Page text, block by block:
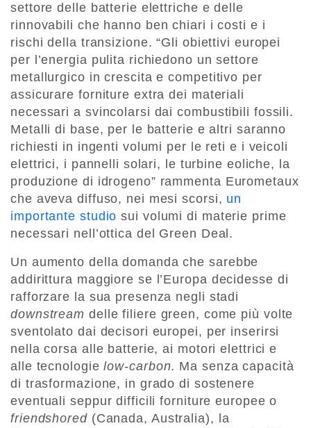
settore delle batterie elettriche e delle
rinnovabili che hanno ben chiari i costi e i
rischi della transizione. “Gli obiettivi europei
per l’energia pulita richiedono un settore
metallurgico in crescita e competitivo per
assicurare forniture extra dei materiali
necessari a svincolarsi dai combustibili fossili.
Metalli di base, per le batterie e altri saranno
richiesti in ingenti volumi per le reti e i veicoli
elettrici, i pannelli solari, le turbine eoliche, la
produzione di idrogeno” rammenta Eurometaux
che aveva diffuso, nei mesi scorsi, un
importante studio sui volumi di materie prime
necessari nell’ottica del Green Deal.
Un aumento della domanda che sarebbe
addirittura maggiore se l’Europa decidesse di
rafforzare la sua presenza negli stadi
downstream delle filiere green, come più volte
sventolato dai decisori europei, per inserirsi
nella corsa alle batterie, ai motori elettrici e
alle tecnologielow-carbon. Ma senza capacità
di trasformazione, in grado di sostenere
eventuali seppur difficili forniture europee o
friendshored(Canada, Australia), la